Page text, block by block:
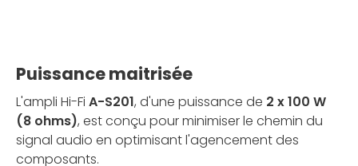
Puissance maitrisée
L'ampli Hi-Fi A-S201, d'une puissance de 2 x 100 W
(8 ohms), est conçu pour minimiser le chemin du
signal audio en optimisant l'agencement des
composants.